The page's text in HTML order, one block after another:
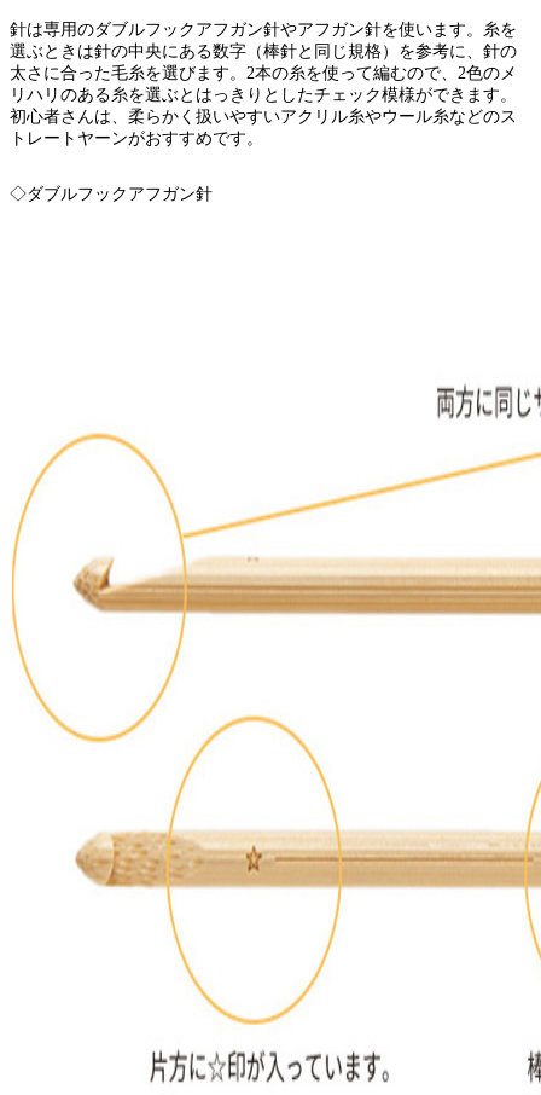
針は専用のダブルフックアフガン針やアフガン針を使います。糸を
選ぶときは針の中央にある数字（棒針と同じ規格）を参考に、針の
太さに合った毛糸を選びます。2本の糸を使って編むので、2色のメ
リハリのある糸を選ぶとはっきりとしたチェック模様ができます。
初心者さんは、柔らかく扱いやすいアクリル糸やウール糸などのス
トレートヤーンがおすすめです。
◇ダブルフックアフガン針